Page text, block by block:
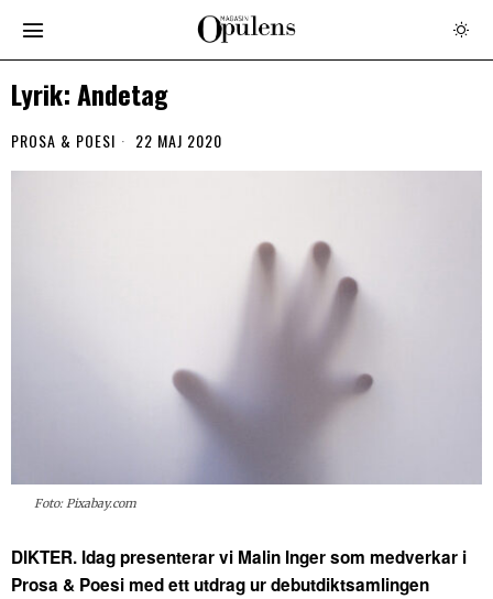
Lyrik: Andetag
PROSA & POESI 22 MAJ 2020
Foto: Pixabay.com
DIKTER. Idag presenterar vi Malin Inger som medverkar i
Prosa & Poesi med ett utdrag ur debutdiktsamlingen